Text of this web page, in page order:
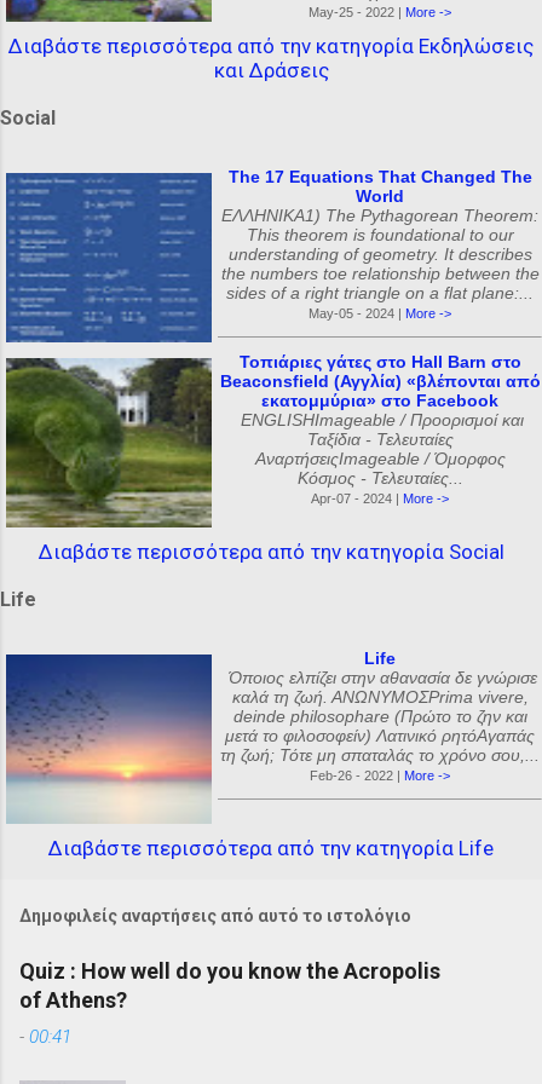
May-25 - 2022 | More ->
Διαβάστε περισσότερα από την κατηγορία Εκδηλώσεις
και Δράσεις
Social
The 17 Equations That Changed The
World
ΕΛΛΗΝΙΚΑ1) The Pythagorean Theorem:
This theorem is foundational to our
understanding of geometry. It describes
the numbers toe relationship between the
sides of a right triangle on a flat plane:...
May-05 - 2024 | More ->
Τοπιάριες γάτες στο Hall Barn στο
Beaconsfield (Αγγλία) «βλέπονται από
εκατομμύρια» στο Facebook
ENGLISHImageable / Προορισμοί και
Ταξίδια - Τελευταίες
ΑναρτήσειςImageable / Όμορφος
Κόσμος - Τελευταίες...
Apr-07 - 2024 | More ->
Διαβάστε περισσότερα από την κατηγορία Social
Life
Life
Όποιος ελπίζει στην αθανασία δε γνώρισε
καλά τη ζωή. ΑΝΩΝΥΜΟΣPrima vivere,
deinde philosophare (Πρώτο το ζην και
μετά το φιλοσοφείν) Λατινικό ρητόΑγαπάς
τη ζωή; Τότε μη σπαταλάς το χρόνο σου,...
Feb-26 - 2022 | More ->
Διαβάστε περισσότερα από την κατηγορία Life
Δημοφιλείς αναρτήσεις από αυτό το ιστολόγιο
Quiz : How well do you know the Acropolis
of Athens?
- 00:41